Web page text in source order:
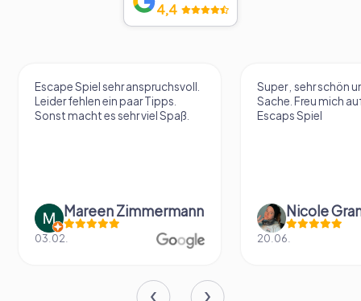
4,4
Escape Spiel sehr anspruchsvoll.
Leider fehlen ein paar Tipps.
Sonst macht es sehr viel Spaß.
Mareen Zimmermann
03.02.
Super , sehr schön
Sache. Freu mich
Escaps Spiel
Nicole
20.06.